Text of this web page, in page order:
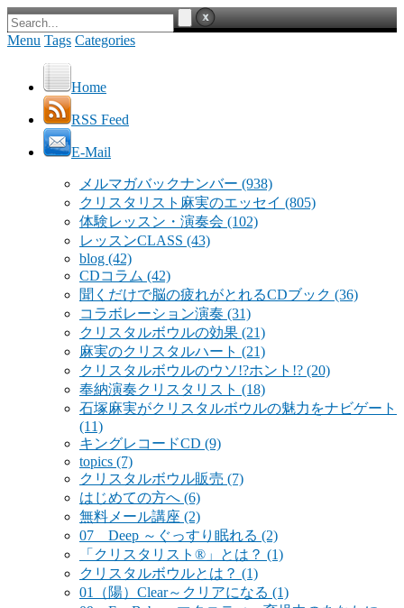
Menu Tags Categories
Home
RSS Feed
E-Mail
メルマガバックナンバー (938)
クリスタリスト麻実のエッセイ (805)
体験レッスン・演奏会 (102)
レッスンCLASS (43)
blog (42)
CDコラム (42)
聞くだけで脳の疲れがとれるCDブック (36)
コラボレーション演奏 (31)
クリスタルボウルの効果 (21)
麻実のクリスタルハート (21)
クリスタルボウルのウソ!?ホント!? (20)
奉納演奏クリスタリスト (18)
石塚麻実がクリスタルボウルの魅力をナビゲート
(11)
キングレコードCD (9)
topics (7)
クリスタルボウル販売 (7)
はじめての方へ (6)
無料メール講座 (2)
07 Deep ～ぐっすり眠れる (2)
「クリスタリスト®」とは？ (1)
クリスタルボウルとは？ (1)
01（陽）Clear～クリアになる (1)